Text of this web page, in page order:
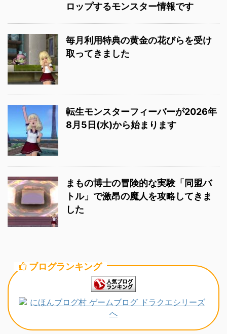
ロップするモンスター情報です
毎月利用特典の黄金の花びらを受け
取ってきました
転生モンスターフィーバーが2026年
8月5日(水)から始まります
まもの博士の冒険的な実験「同盟バ
トル」で激昂の魔人を攻略してきま
した
ブログランキング